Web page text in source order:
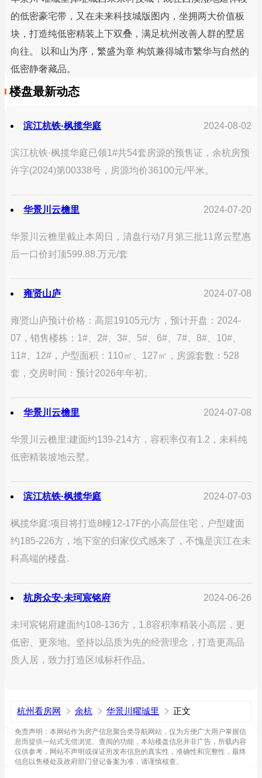
的低密豪宅带，又在未来科技城版图内，坐拥两大价值板
块，打造纯低密精装上下双叠，满足杭州改善人群的墅居
向往。 以和山为序，繁盛为章 构筑兼得城市繁华与自然的
低密静奢藏品。
楼盘最新动态
滨江杭铁·枫揽华庭 2024-08-02
滨江杭铁·枫揽华庭已领1#共54套房源的预售证，余杭房预
许字(2024)第00338号，房源均价36100元/平米。
华景川云檐里 2024-07-20
华景川云檐里截止本周日，清盘行动7月第三批11席云墅惠
后一口价封顶599.88.万元/套
雍贤山庐 2024-07-08
雍贤山庐预计价格：高层19105元/方，预计开盘：2024-
07，销售楼栋：1#、2#、3#、5#、6#、7#、8#、10#、
11#、12#，户型面积：110㎡、127㎡，房源套数：528
套，交房时间：预计2026年年初。
华景川云檐里 2024-07-08
华景川云檐里:建面约139-214方，容积率仅有1.2，未科纯
低密精装坡地云墅。
滨江杭铁·枫揽华庭 2024-07-03
枫揽华庭:项目将打造8幢12-17F的小高层住宅，户型建面
约185-226方，地下室的归家仪式感来了，不愧是滨江在未
科高端的楼盘.
杭房众安·未珂宸铭府 2024-06-26
未珂宸铭府建面约108-136方，1.8容积率精装小高层，更
低密、更亲地。坚持以品质为先的经营理念，打造更高品
质人居，致力打造区域标杆作品。
杭州看房网 余杭 华景川曜珹里 正文
免责声明：本网站作为房产信息聚合类导航网站，仅为方便广大用户掌握信
息而提供一站式无偿浏览、查阅的功能，本站楼盘信息并非广告，所载内容
仅供参考，网站不声明或保证所发布信息的真实性，准确性和完整性，最终
信息以售楼处及政府部门登记备案为准，请谨慎核查。